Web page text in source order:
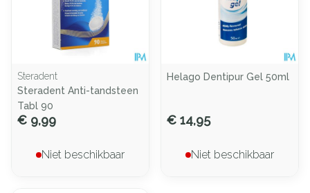
Steradent
Steradent Anti-tandsteen
Tabl 90
€ 9,99
Niet beschikbaar
Helago Dentipur Gel 50ml
€ 14,95
Niet beschikbaar